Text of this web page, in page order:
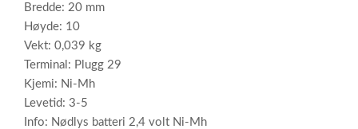
Bredde: 20 mm
Høyde: 10
Vekt: 0,039 kg
Terminal: Plugg 29
Kjemi: Ni-Mh
Levetid: 3-5
Info: Nødlys batteri 2,4 volt Ni-Mh